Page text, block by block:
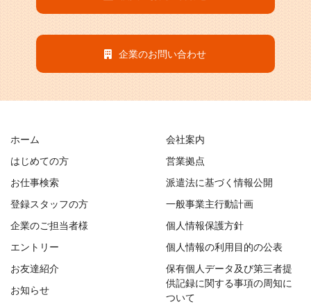
企業のお問い合わせ
ホーム
はじめての方
お仕事検索
登録スタッフの方
企業のご担当者様
エントリー
お友達紹介
お知らせ
会社案内
営業拠点
派遣法に基づく情報公開
一般事業主行動計画
個人情報保護方針
個人情報の利用目的の公表
保有個人データ及び第三者提
供記録に関する事項の周知に
ついて